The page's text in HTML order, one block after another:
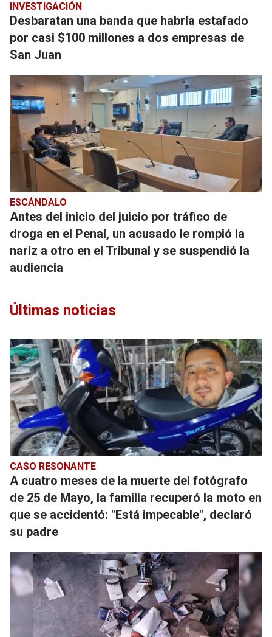
INVESTIGACIÓN
Desbaratan una banda que habría estafado
por casi $100 millones a dos empresas de
San Juan
ESCÁNDALO
Antes del inicio del juicio por tráfico de
droga en el Penal, un acusado le rompió la
nariz a otro en el Tribunal y se suspendió la
audiencia
Últimas noticias
CASO RESONANTE
A cuatro meses de la muerte del fotógrafo
de 25 de Mayo, la familia recuperó la moto en
que se accidentó: "Está impecable", declaró
su padre